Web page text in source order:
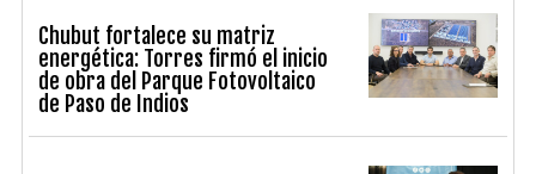
Chubut fortalece su matriz
energética: Torres firmó el inicio
de obra del Parque Fotovoltaico
de Paso de Indios